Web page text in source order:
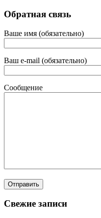
Обратная связь
Ваше имя (обязательно)
Ваш e-mail (обязательно)
Сообщение
Свежие записи